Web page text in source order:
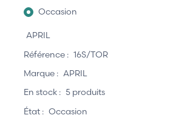
Occasion
APRIL
Référence : 16S/TOR
Marque : APRIL
En stock : 5 produits
État : Occasion